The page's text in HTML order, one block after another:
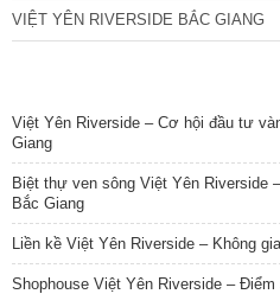
VIỆT YÊN RIVERSIDE BẮC GIANG
Việt Yên Riverside – Cơ hội đầu tư
Giang
Biệt thự ven sông Việt Yên Riverside
Bắc Giang
Liền kề Việt Yên Riverside – Không
Shophouse Việt Yên Riverside –